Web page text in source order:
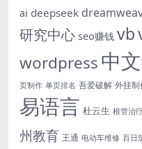
ai deepseek
研究中心 seo赚钱 vb
wordpress中
页制作 单页排名 吾爱破解 外挂制
易语言 杜云生 根管治疗
州教育 王通 电动车维修 百日